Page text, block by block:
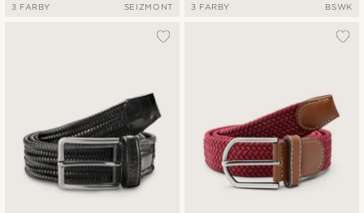
3 FARBY SEIZMONT 3 FARBY BSWK